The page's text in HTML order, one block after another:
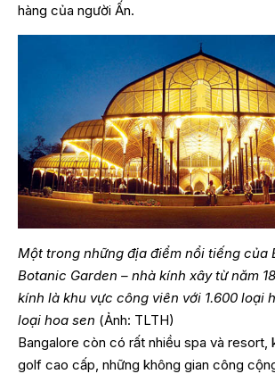
hàng của người Ấn.
Một trong những địa điểm nổi tiếng của
Botanic Garden – nhà kính xây từ năm
kính là khu vực công viên với 1.600 loại
loại hoa sen (Ảnh: TLTH)
Bangalore còn có rất nhiều spa và resort,
golf cao cấp, những không gian công